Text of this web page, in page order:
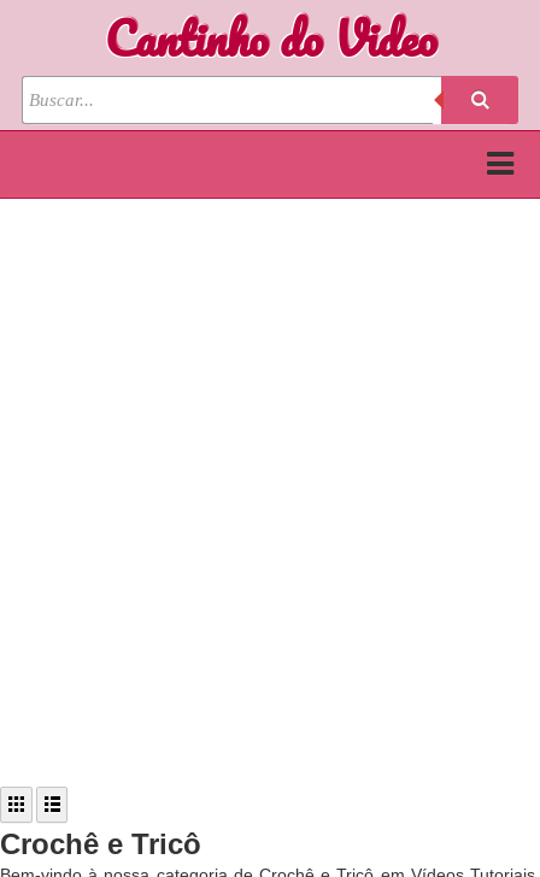
Cantinho do Video
Crochê e Tricô